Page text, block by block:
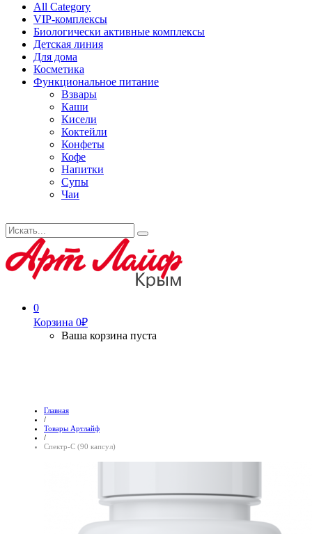
All Category
VIP-комплексы
Биологически активные комплексы
Детская линия
Для дома
Косметика
Функциональное питание
Взвары
Каши
Кисели
Коктейли
Конфеты
Кофе
Напитки
Супы
Чаи
Search
0
Корзина 0₽
Ваша корзина пуста
Главная
/
Товары Артлайф
/
Спектр-С (90 капсул)